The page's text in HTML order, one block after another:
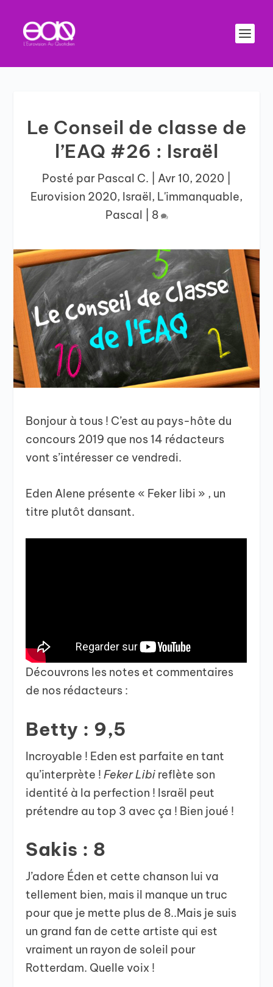
Le Conseil de classe de
l’EAQ #26 : Israël
Posté par Pascal C. Avr 10, 2020
Eurovision 2020, Israël, L'immanquable,
Pascal
8
Bonjour à tous ! C’est au pays-hôte du
concours 2019 que nos 14 rédacteurs
vont s’intéresser ce vendredi.
Eden Alene présente « Feker libi » , un
titre plutôt dansant.
Découvrons les notes et commentaires
de nos rédacteurs :
Betty : 9,5
Incroyable ! Eden est parfaite en tant
qu’interprète !Feker Libi reflète son
identité à la perfection ! Israël peut
prétendre au top 3 avec ça ! Bien joué !
Sakis : 8
J’adore Éden et cette chanson lui va
tellement bien, mais il manque un truc
pour que je mette plus de 8..Mais je suis
un grand fan de cette artiste qui est
vraiment un rayon de soleil pour
Rotterdam. Quelle voix !